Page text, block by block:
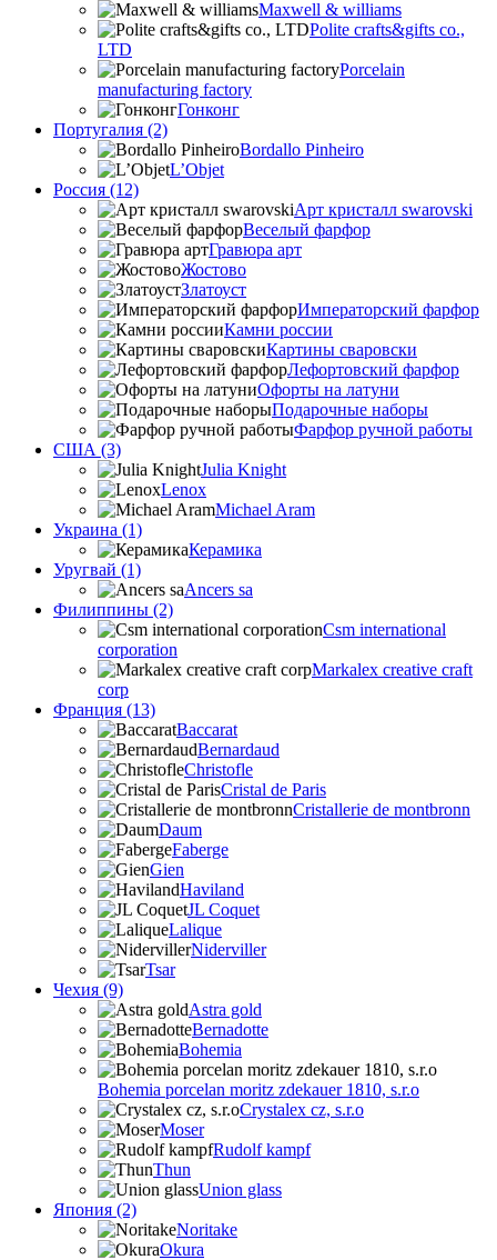
Maxwell & williams
Polite crafts&gifts co.,
LTD
Porcelain
manufacturing factory
Гонконг
Португалия (2)
Bordallo Pinheiro
L’Objet
Россия (12)
Арт кристалл swarovski
Веселый фарфор
Гравюра арт
Жостово
Златоуст
Императорский фарфор
Камни россии
Картины сваровски
Лефортовский фарфор
Офорты на латуни
Подарочные наборы
Фарфор ручной работы
США (3)
Julia Knight
Lenox
Michael Aram
Украина (1)
Керамика
Уругвай (1)
Ancers sa
Филиппины (2)
Csm international
corporation
Markalex creative craft
corp
Франция (13)
Baccarat
Bernardaud
Christofle
Cristal de Paris
Cristallerie de montbronn
Daum
Faberge
Gien
Haviland
JL Coquet
Lalique
Niderviller
Tsar
Чехия (9)
Astra gold
Bernadotte
Bohemia
Bohemia porcelan moritz zdekauer 1810, s.r.o
Crystalex cz, s.r.o
Moser
Rudolf kampf
Thun
Union glass
Япония (2)
Noritake
Okura